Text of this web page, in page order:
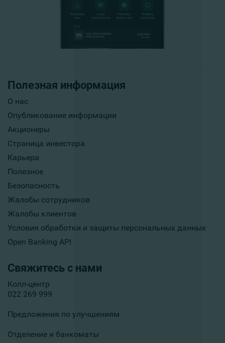
Полезная информация
О нас
Опубликование информации
Акционеры
Страница инвестора
Карьера
Полезное
Безопасность
Жалобы сотрудников
Жалобы клиентов
Условия обработки и защиты персональных данных
Open Banking API
Свяжитесь с нами
Колл-центр
022 269 999
Предложения по улучшениям
Отделение и банкоматы